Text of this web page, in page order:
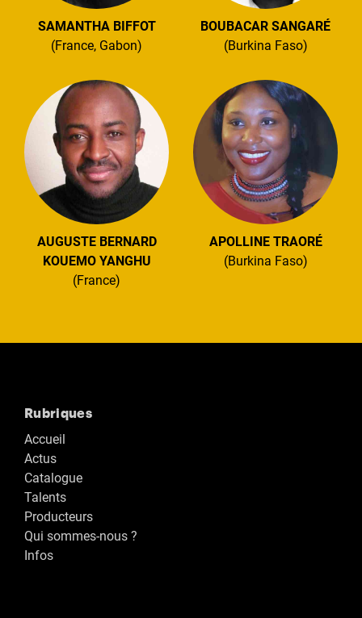
SAMANTHA BIFFOT
(France, Gabon)
BOUBACAR SANGARÉ
(Burkina Faso)
AUGUSTE BERNARD
KOUEMO YANGHU
(France)
APOLLINE TRAORÉ
(Burkina Faso)
Rubriques
Accueil
Actus
Catalogue
Talents
Producteurs
Qui sommes-nous ?
Infos